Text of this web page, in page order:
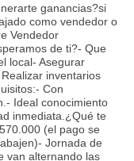
ganancias?si
como vendedor o
Vendedor
de ti?- Que
local- Asegurar
inventarios
Con
Ideal conocimiento
inmediata.¿Qué te
(el pago se
Jornada de
van alternando las